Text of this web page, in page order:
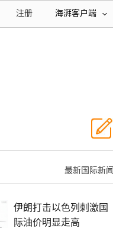
海湃客户端
注册
最新国际新闻
伊朗打击以色列刺激国
际油价明显走高